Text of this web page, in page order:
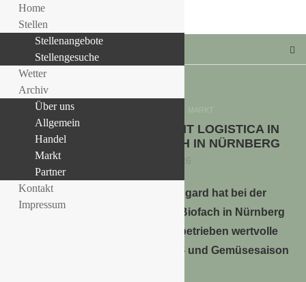
LANDGARD AUF DER FRUIT LOGISTICA IN
BERLIN UND DER BIOFACH IN NÜRNBERG
19. Februar 2026
Landgard hat bei der
Fruit Logistica in Berlin und der Biofach in Nürnberg
zusammen mit starken Mitgliedsbetrieben wertvolle
Impulse für die anstehende Obst- und Gemüsesaison
Home
Stellen
Stellenangebote
Stellengesuche
Wetter
Archiv
Über uns
Allgemein
Handel
Markt
Partner
Kontakt
Impressum